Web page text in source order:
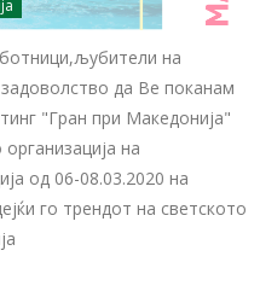
на
да Ве поканам
"Гран при Македонија"
на
од 06-08.03.2020 на
го трендот на светското